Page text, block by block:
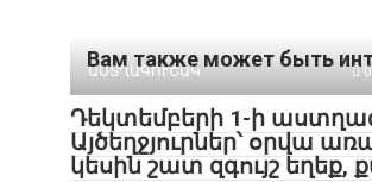
Вам также может быть
ԱՍՏՂԱԳՈՒՇԱԿ 0
Դեկտեմբերի 1-ի
Այծեղջյուրներ՝ օրվա
կեսին շատ զգույշ եղեք,